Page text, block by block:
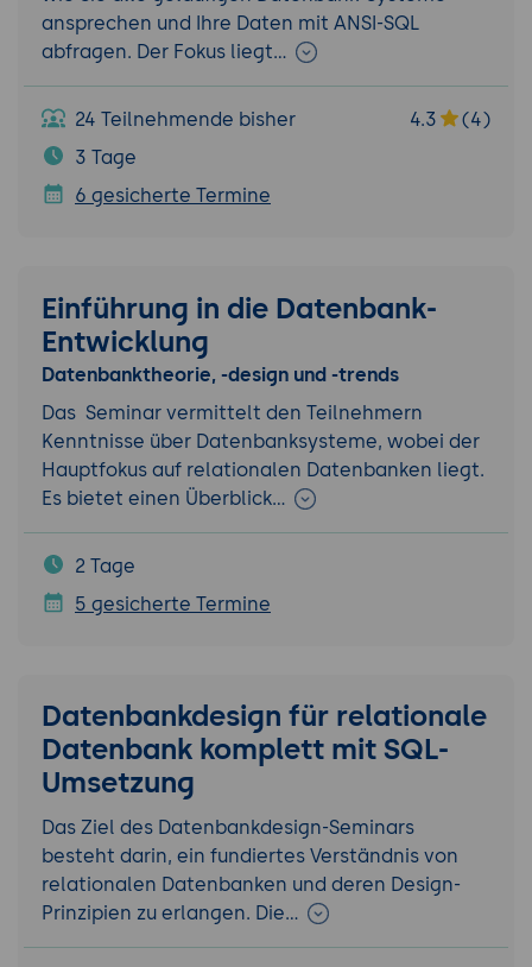
ansprechen und Ihre Daten mit ANSI-SQL
abfragen. Der Fokus liegt…
24 Teilnehmende bisher 4.3
(4)
3 Tage
6 gesicherte Termine
Einführung in die Datenbank-
Entwicklung
Datenbanktheorie, -design und -trends
Das Seminar vermittelt den Teilnehmern
Kenntnisse über Datenbanksysteme, wobei der
Hauptfokus auf relationalen Datenbanken liegt.
Es bietet einen Überblick…
2 Tage
5 gesicherte Termine
Datenbankdesign für relationale
Datenbank komplett mit SQL-
Umsetzung
Das Ziel des Datenbankdesign-Seminars
besteht darin, ein fundiertes Verständnis von
relationalen Datenbanken und deren Design-
Prinzipien zu erlangen. Die…